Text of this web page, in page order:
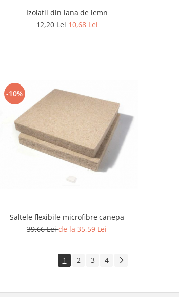
Izolatii din lana de lemn
12,20 Lei10,68 Lei
-10%
Saltele flexibile microfibre canepa
39,66 Leide la 35,59 Lei
1 2 3 4